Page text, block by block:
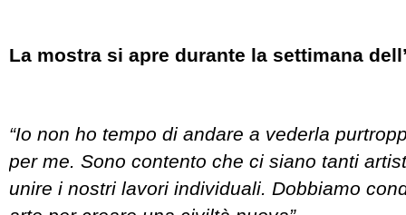
La mostra si apre durante la settimana
“Io non ho tempo di andare a vederla
per me. Sono contento che ci siano tanti
unire i nostri lavori individuali. Dobbiamo